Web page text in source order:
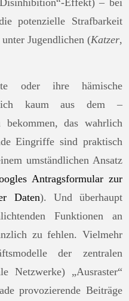
potenzielle Strafbarkeit
Jugendlichen (Katzer,
oder ihre hämische
kaum aus dem –
bekommen, das wahrlich
Eingriffe sind praktisch
umständlichen Ansatz
Antragsformular zur
Daten). Und überhaupt
Funktionen an
zu fehlen. Vielmehr
der zentralen
Netzwerke) „Ausraster“
provozierende Beiträge